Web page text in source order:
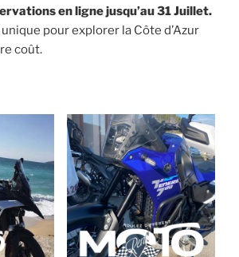
en ligne jusqu’au 31 Juillet.
pour explorer la Côte d’Azur
coût.